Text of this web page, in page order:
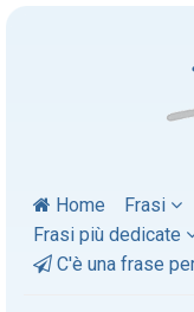
Home Frasi
Frasi più dedicate
C'è una frase